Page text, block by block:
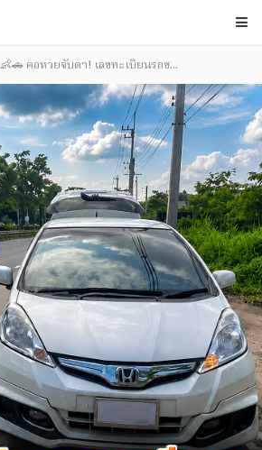
👶🚗 คอหวยจับตา! เลขทะเบียนรถช...